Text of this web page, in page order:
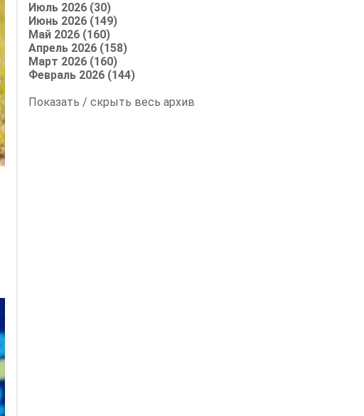
Июль 2026 (30)
Июнь 2026 (149)
Май 2026 (160)
Апрель 2026 (158)
Март 2026 (160)
Февраль 2026 (144)
Показать / скрыть весь архив